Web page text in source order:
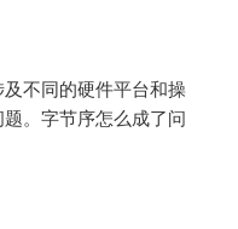
不同的硬件平台和操
题。字节序怎么成了问